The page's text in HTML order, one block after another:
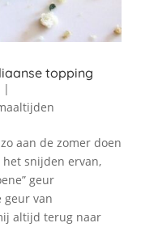
topping
|
aan de zomer doen
snijden ervan,
geur
geur van
altijd terug naar